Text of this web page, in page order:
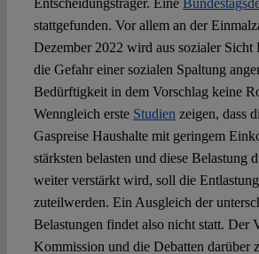
Entscheidungsträger. Eine
stattgefunden. Vor allem an der
Dezember 2022 wird aus sozialer
die Gefahr einer sozialen Spaltung
Bedürftigkeit in dem Vorschlag keine
Wenngleich erste Studien zeigen, dass
Gaspreise Haushalte mit geringem
stärksten belasten und diese Belastung
weiter verstärkt wird, soll die
zuteilwerden. Ein Ausgleich der
Belastungen findet also nicht statt. Der
Kommission und die Debatten darüber